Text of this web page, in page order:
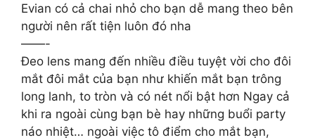
Evian có cả chai nhỏ cho bạn dễ mang theo bên
người nên rất tiện luôn đó nha
——-
Đeo lens mang đến nhiều điều tuyệt vời cho đôi
mắt đôi mắt của bạn như khiến mắt bạn trông
long lanh, to tròn và có nét nổi bật hơn Ngay cả
khi ra ngoài cùng bạn bè hay những buổi party
náo nhiệt… ngoài việc tô điểm cho mắt bạn,